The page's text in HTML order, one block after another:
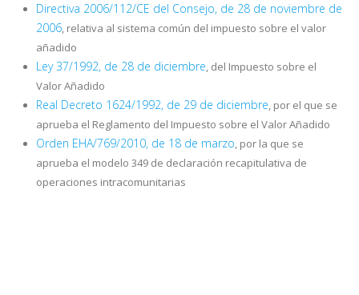
Directiva 2006/112/CE del Consejo, de 28 de noviembre de
2006, relativa al sistema común del impuesto sobre el valor
añadido
Ley 37/1992, de 28 de diciembre, del Impuesto sobre el
Valor Añadido
Real Decreto 1624/1992, de 29 de diciembre, por el que se
aprueba el Reglamento del Impuesto sobre el Valor Añadido
Orden EHA/769/2010, de 18 de marzo, por la que se
aprueba el modelo 349 de declaración recapitulativa de
operaciones intracomunitarias